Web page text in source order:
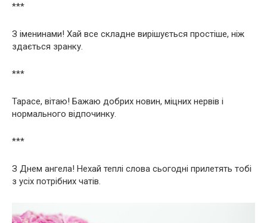
***
З іменинами! Хай все складне вирішується простіше, ніж
здається зранку.
***
Тарасе, вітаю! Бажаю добрих новин, міцних нервів і
нормального відпочинку.
***
З Днем ангела! Нехай теплі слова сьогодні прилетять тобі
з усіх потрібних чатів.